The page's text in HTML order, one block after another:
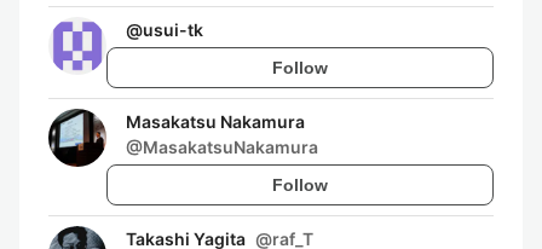
@usui-tk
Follow
Masakatsu Nakamura
@MasakatsuNakamura
Follow
Takashi Yagita @raf_T